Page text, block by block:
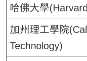
哈佛大學
加州理工學院
Technology)